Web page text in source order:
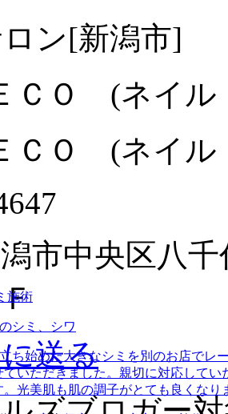
ン[新潟市]
ＣＯ (ネイ
ＣＯ (ネイ
市中央区八
送る
施術
シミ、シワ
ち始めた大きなシミを別のお店でレ
いただきました。親切に対応して
光美肌も肌の調子がとても良くなり